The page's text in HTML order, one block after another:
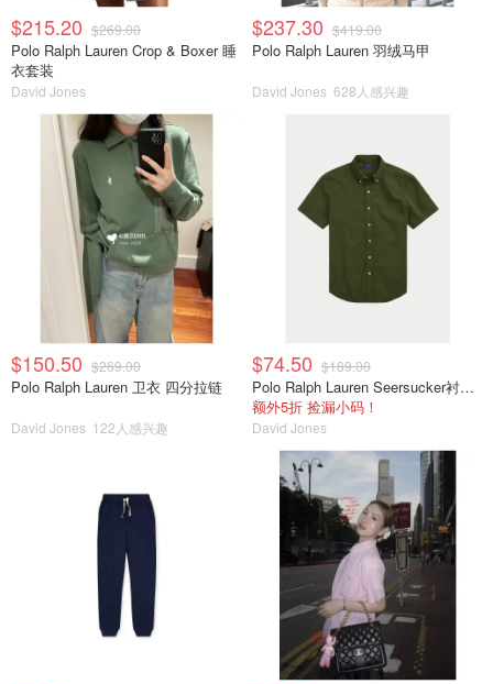
$215.20 $269.00
Polo Ralph Lauren Crop & Boxer 睡
衣套装
David Jones
$237.30 $419.00
Polo Ralph Lauren 羽绒马甲
David Jones 628人感兴趣
$150.50 $269.00
Polo Ralph Lauren 卫衣 四分拉链
David Jones 122人感兴趣
$74.50 $189.00
Polo Ralph Lauren Seersucker衬衫 修身款
额外5折 捡漏小码！
David Jones